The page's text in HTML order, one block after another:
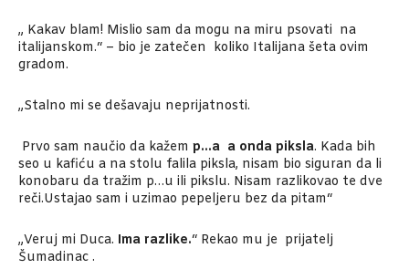
„ Kakav blam! Mislio sam da mogu na miru psovati na
italijanskom.“ – bio je zatečen koliko Italijana šeta ovim
gradom.
„Stalno mi se dešavaju neprijatnosti.
Prvo sam naučio da kažem p…a a onda piksla. Kada bih
seo u kafiću a na stolu falila piksla, nisam bio siguran da li
konobaru da tražim p…u ili pikslu. Nisam razlikovao te dve
reči.Ustajao sam i uzimao pepeljeru bez da pitam“
„Veruj mi Duca. Ima razlike.“ Rekao mu je prijatelj
Šumadinac .